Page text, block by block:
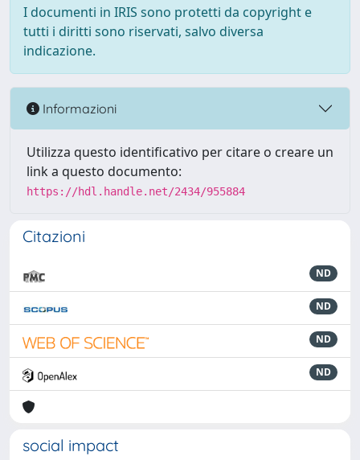
I documenti in IRIS sono protetti da copyright e
tutti i diritti sono riservati, salvo diversa
indicazione.
Informazioni
Utilizza questo identificativo per citare o creare un
link a questo documento:
https://hdl.handle.net/2434/955884
Citazioni
ND
ND
ND
ND
social impact